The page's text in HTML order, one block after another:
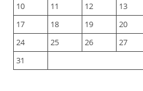
10
11 12 13
17
18 19 20
24
25 26 27
31